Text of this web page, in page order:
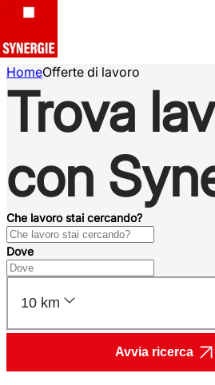
HomeOfferte di lavoro
Trova
con
Che lavoro stai cercando?
Dove
10 km
Avvia ricerca